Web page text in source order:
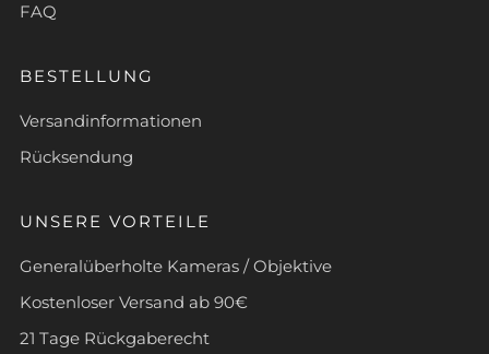
FAQ
BESTELLUNG
Versandinformationen
Rücksendung
UNSERE VORTEILE
Generalüberholte Kameras / Objektive
Kostenloser Versand ab 90€
21 Tage Rückgaberecht